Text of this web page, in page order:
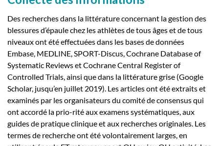
Des recherches dans la littérature concernant la gestion des
blessures d’épaule chez les athlètes de tous âges et de tous
niveaux ont été effectuées dans les bases de données
Embase, MEDLINE, SPORT-Discus, Cochrane Database of
Systematic Reviews et Cochrane Central Register of
Controlled Trials, ainsi que dans la littérature grise (Google
Scholar, jusqu’en juillet 2019). Les articles ont été extraits et
examinés par les organisateurs du comité de consensus qui
ont accordé la prio-rité aux examens systématiques, aux
guides de pratique clinique et aux recherches originales. Les
termes de recherche ont été volontairement larges, en